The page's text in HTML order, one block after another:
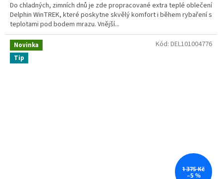
Do chladných, zimních dnů je zde propracované extra teplé oblečení
Delphin WinTREK, které poskytne skvělý komfort i během rybaření s
teplotami pod bodem mrazu. Vnější...
Novinka
Tip
1 375 Kč
–5 %
Kód: DEL101004776